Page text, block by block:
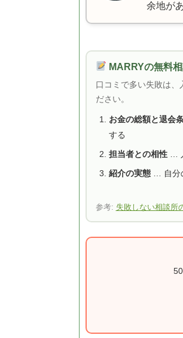
余地が
MARRYの無料
口コミで多い失敗は、
ださい。
お金の総額と退会
する
担当者との相性…
紹介の実態… 自分
参考: 失敗しない相談所